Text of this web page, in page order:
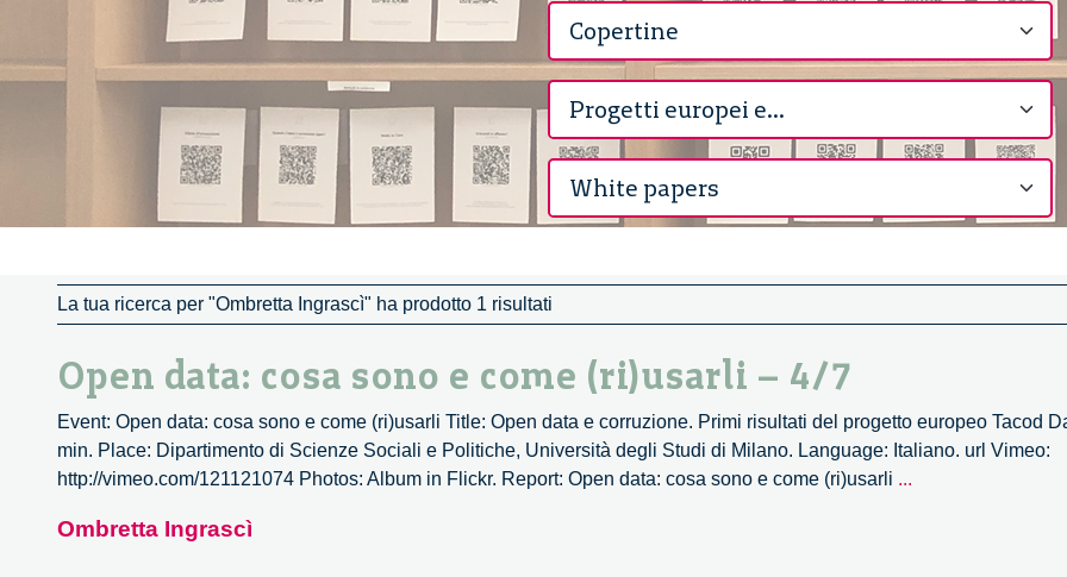
La tua ricerca per "Ombretta Ingrascì" ha prodotto 1 risultati
Open data: cosa sono e come (ri)usarli – 4/7
Event: Open data: cosa sono e come (ri)usarli Title: Open data e corruzione. Primi risultati del progetto europeo Tacod
min. Place: Dipartimento di Scienze Sociali e Politiche, Università degli Studi di Milano. Language: Italiano. url Vimeo:
http://vimeo.com/121121074 Photos: Album in Flickr. Report: Open data: cosa sono e come (ri)usarli ...
Ombretta Ingrascì